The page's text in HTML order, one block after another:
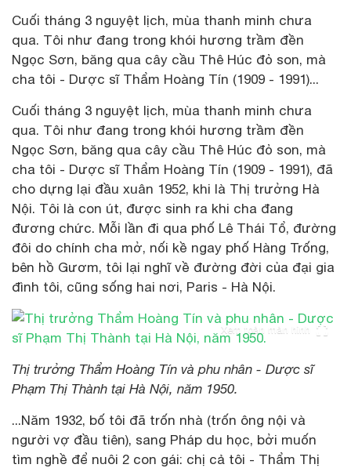
Cuối tháng 3 nguyệt lịch, mùa thanh minh chưa
qua. Tôi như đang trong khói hương trầm đền
Ngọc Sơn, băng qua cây cầu Thê Húc đỏ son, mà
cha tôi - Dược sĩ Thẩm Hoàng Tín (1909 - 1991)...
Cuối tháng 3 nguyệt lịch, mùa thanh minh chưa
qua. Tôi như đang trong khói hương trầm đền
Ngọc Sơn, băng qua cây cầu Thê Húc đỏ son, mà
cha tôi - Dược sĩ Thẩm Hoàng Tín (1909 - 1991), đã
cho dựng lại đầu xuân 1952, khi là Thị trưởng Hà
Nội. Tôi là con út, được sinh ra khi cha đang
đương chức. Mỗi lần đi qua phố Lê Thái Tổ, đường
đôi do chính cha mở, nối kề ngay phố Hàng Trống,
bên hồ Gươm, tôi lại nghĩ về đường đời của đại gia
đình tôi, cũng sống hai nơi, Paris - Hà Nội.
Xem toàn màn hình
Thị trưởng Thẩm Hoàng Tín và phu nhân - Dược sĩ
Phạm Thị Thành tại Hà Nội, năm 1950.
...Năm 1932, bố tôi đã trốn nhà (trốn ông nội và
người vợ đầu tiên), sang Pháp du học, bởi muốn
tìm nghề để nuôi 2 con gái: chị cả tôi - Thẩm Thị